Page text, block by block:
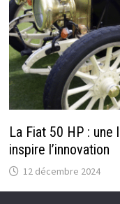
La Fiat 50 HP : une
inspire l’innovation
12 décembre 2024